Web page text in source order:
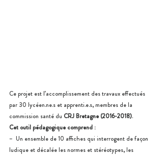
Ce projet est l’accomplissement des travaux effectués
par 30 lycéen.ne.s et apprenti.e.s, membres de la
commission santé du CRJ Bretagne (2016-2018).
Cet outil pédagogique comprend :
–  Un ensemble de 10 affiches qui interrogent de façon
ludique et décalée les normes et stéréotypes, les